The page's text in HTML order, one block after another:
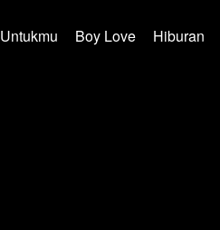
Untukmu Boy Love Hiburan